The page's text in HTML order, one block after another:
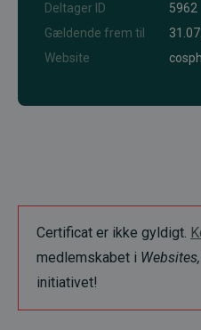
Deltager ID
5962
Gældende frem til
Website
Certificat er ikke gyldigt.
medlemskabet i
initiativet!